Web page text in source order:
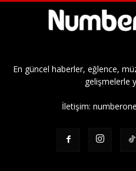
En güncel haberler, eğlence,
gelişmelerle
İletişim: